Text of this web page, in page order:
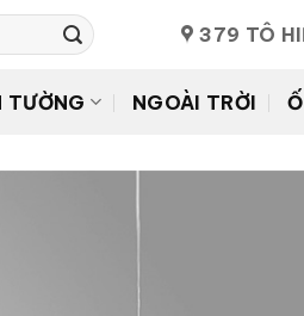
379 TÔ
TƯỜNG NGOÀI TRỜI